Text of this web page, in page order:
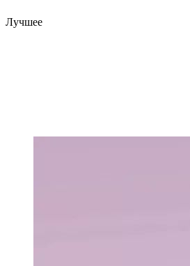
Лучшее